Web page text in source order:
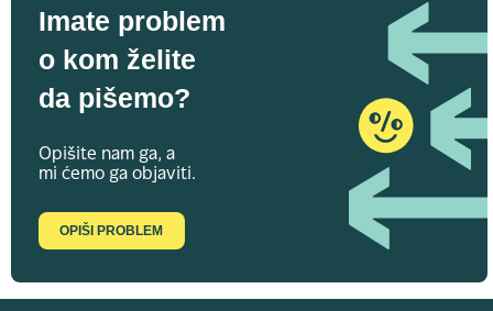
Imate problem
o kom želite
da pišemo?
Opišite nam ga, a
mi ćemo ga objaviti.
OPIŠI PROBLEM